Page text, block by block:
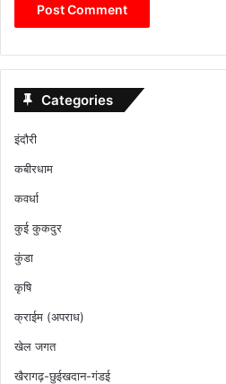
Categories
इंदौरी
कबीरधाम
कवर्धा
कुई कुकदुर
कुंडा
कृषि
क्राईम (अपराध)
खेल जगत
खैरागढ़-छुईखदान-गंडई